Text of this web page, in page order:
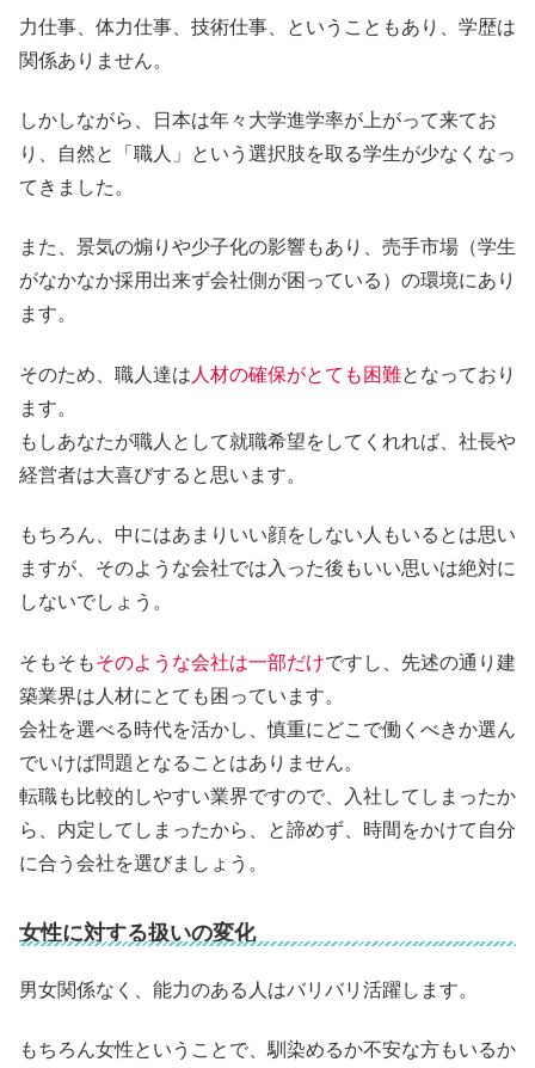
力仕事、体力仕事、技術仕事、ということもあり、学歴は
関係ありません。
しかしながら、日本は年々大学進学率が上がって来てお
り、自然と「職人」という選択肢を取る学生が少なくなっ
てきました。
また、景気の煽りや少子化の影響もあり、売手市場（学生
がなかなか採用出来ず会社側が困っている）の環境にあり
ます。
そのため、職人達は 人材の確保がとても困難となっており
ます。
もしあなたが職人として就職希望をしてくれれば、社長や
経営者は大喜びすると思います。
もちろん、中にはあまりいい顔をしない人もいるとは思い
ますが、そのような会社では入った後もいい思いは絶対に
しないでしょう。
そもそもそのような会社は一部だけですし、先述の通り建
築業界は人材にとても困っています。
会社を選べる時代を活かし、慎重にどこで働くべきか選ん
でいけば問題となることはありません。
転職も比較的しやすい業界ですので、入社してしまったか
ら、内定してしまったから、と諦めず、時間をかけて自分
に合う会社を選びましょう。
女性に対する扱いの変化
男女関係なく、能力のある人はバリバリ活躍します。
もちろん女性ということで、馴染めるか不安な方もいるか